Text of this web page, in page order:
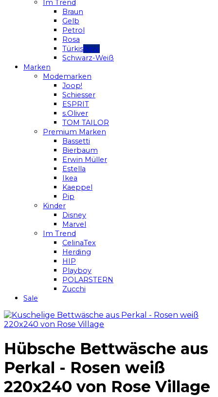
Im Trend
Braun
Gelb
Petrol
Rosa
Türkis
Schwarz-Weiß
Marken
Modemarken
Joop!
Schiesser
ESPRIT
s.Oliver
TOM TAILOR
Premium Marken
Bassetti
Bierbaum
Erwin Müller
Estella
Ikea
Kaeppel
Pip
Kinder
Disney
Marvel
Im Trend
CelinaTex
Herding
HIP
Playboy
POLARSTERN
Zucchi
Sale
Hübsche Bettwäsche aus
Perkal - Rosen weiß
220x240 von Rose Village